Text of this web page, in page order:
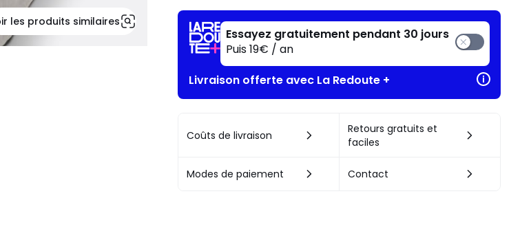
les produits similaires
Essayez gratuitement pendant 30 jours
Puis 19€ / an
Livraison offerte avec La Redoute +
Coûts de livraison
Retours gratuits et
faciles
Modes de paiement Contact